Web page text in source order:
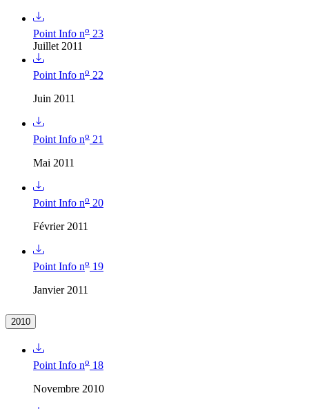
Point Info no 23
Juillet 2011
Point Info no 22
Juin 2011
Point Info no 21
Mai 2011
Point Info no 20
Février 2011
Point Info no 19
Janvier 2011
2010
Point Info no 18
Novembre 2010